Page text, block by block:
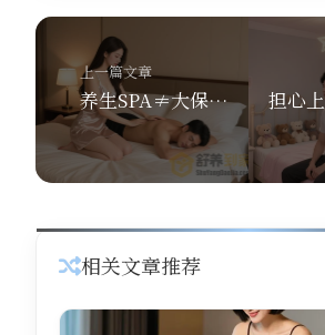
上一篇文章
养生SPA≠大保健！舒养到家上门按摩技师教你3招选对正规上门按摩平台
相关文章推荐